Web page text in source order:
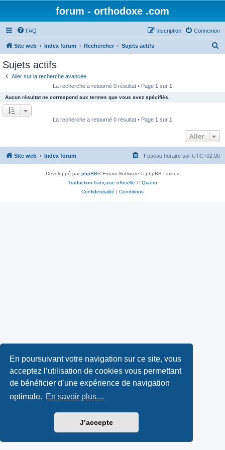
En poursuivant votre navigation sur ce site, vous
acceptez l’utilisation de cookies vous permettant
de bénéficier d’une expérience de navigation
optimale. En savoir plus…
J’accepte
forum - orthodoxe .com
FAQ Connexion
Inscription
Site web Index forum Rechercher Sujets actifs
e
r
Sujets actifs
Aller sur la recherche avancée
La recherche a retourné 0 résultat • Page 1 sur 1
Aucun résultat ne correspond aux termes que vous avez spécifiés.
La recherche a retourné 0 résultat • Page 1 sur 1
Aller
Site web Index forum Fuseau horaire sur UTC+02:00
Développé parphpBB® Forum Software © phpBB Limited
Traduction française officielle ©Qiaeru
Confidentialité | Conditions